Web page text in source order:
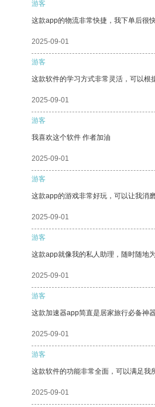
游客
这款app的物流非常快捷，我下单后很
2025-09-01
游客
这款软件的学习方式非常灵活，可以根
2025-09-01
游客
我喜欢这个软件 作者加油
2025-09-01
游客
这款app的游戏非常好玩，可以让我消磨
2025-09-01
游客
这款app就像我的私人助理，随时随地
2025-09-01
游客
这款加速器app简直是居家旅行必备神
2025-09-01
游客
这款软件的功能非常全面，可以满足我
2025-09-01